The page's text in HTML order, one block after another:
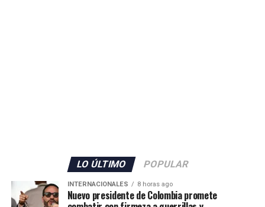
LO ÚLTIMO POPULAR
INTERNACIONALES 8 horas ago
Nuevo presidente de Colombia promete